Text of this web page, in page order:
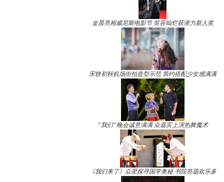
金晨亮相威尼斯电影节 笑容灿烂获潜力新人奖
宋轶初秋机场街拍造型示范 简约搭配少女感满满
“我们”晚会诚意满满 众嘉宾上演热舞魔术
《我们来了》众星探寻国学奥秘 书院答题欢乐多